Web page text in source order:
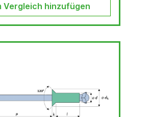
Vergleich hinzufügen